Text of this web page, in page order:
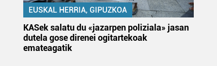
EUSKAL HERRIA, GIPUZKOA
KASek salatu du «jazarpen poliziala» jasan
dutela gose direnei ogitartekoak
emateagatik